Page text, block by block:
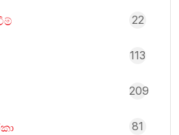
22
113
209
81